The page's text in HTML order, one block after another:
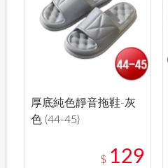
厚底純色靜音拖鞋-灰
色 (44-45)
$ 129